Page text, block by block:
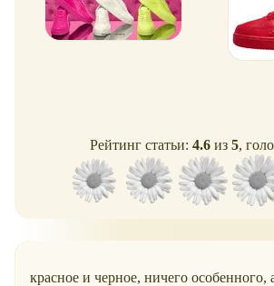
Рейтинг статьи: 4.6 из 5,
красное и черное, ничего особенного,